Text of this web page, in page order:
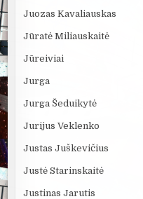
Juozas Kavaliauskas
Jūratė Miliauskaitė
Jūreiviai
Jurga
Jurga Šeduikytė
Jurijus Veklenko
Justas Juškevičius
Justė Starinskaitė
Justinas Jarutis